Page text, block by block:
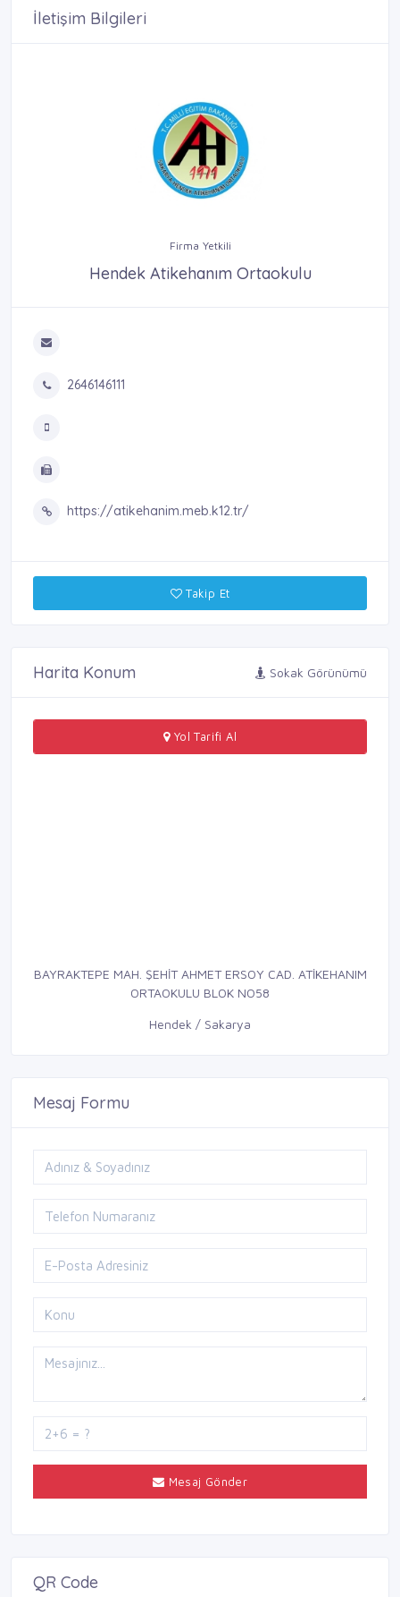
İletişim Bilgileri
Firma Yetkili
Hendek Atikehanım Ortaokulu
2646146111
https://atikehanim.meb.k12.tr/
Takip Et
Harita Konum Sokak Görünümü
Yol Tarifi Al
BAYRAKTEPE MAH. ŞEHİT AHMET ERSOY CAD. ATİKEHANIM
ORTAOKULU BLOK NO58
Hendek / Sakarya
Mesaj Formu
Mesaj Gönder
QR Code